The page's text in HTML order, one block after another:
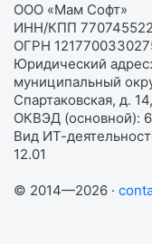
ООО «Мам Софт»
ИНН/КПП
ОГРН
Юридический
муниципальный
Спартаковская, д.
ОКВЭД (основной):
Вид ИТ-
12.01
© 2014—2026 ·